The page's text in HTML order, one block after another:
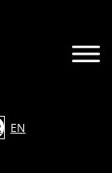
EN